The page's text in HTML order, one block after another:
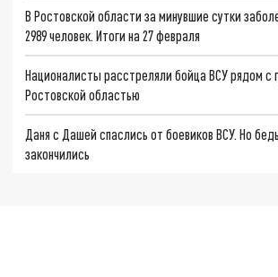
В Ростовской области за минувшие сутки
2989 человек. Итоги на 27 февраля
Националисты расстреляли бойца ВСУ рядом с
Ростовской областью
Даня с Дашей спаслись от боевиков ВСУ. Но
закончились